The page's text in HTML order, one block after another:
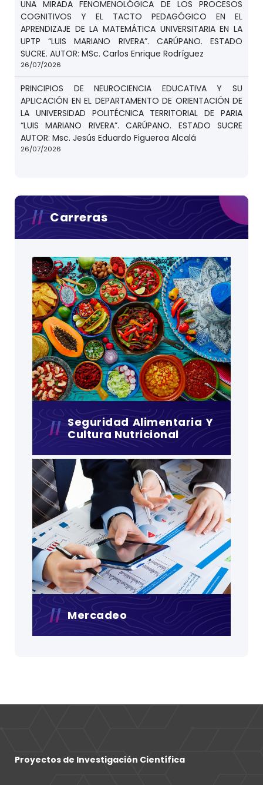
UNA MIRADA FENOMENOLÓGICA DE LOS PROCESOS
COGNITIVOS Y EL TACTO PEDAGÓGICO EN EL
APRENDIZAJE DE LA MATEMÁTICA UNIVERSITARIA EN LA
UPTP “LUIS MARIANO RIVERA”. CARÚPANO. ESTADO
SUCRE. AUTOR: MSc. Carlos Enrique Rodríguez
26/07/2026
PRINCIPIOS DE NEUROCIENCIA EDUCATIVA Y SU
APLICACIÓN EN EL DEPARTAMENTO DE ORIENTACIÓN DE
LA UNIVERSIDAD POLITÉCNICA TERRITORIAL DE PARIA
“LUIS MARIANO RIVERA”. CARÚPANO. ESTADO SUCRE
AUTOR: Msc. Jesús Eduardo Figueroa Alcalá
26/07/2026
Carreras
Seguridad Alimentaria Y
Cultura Nutricional
Mercadeo
Proyectos de Investigación Científica